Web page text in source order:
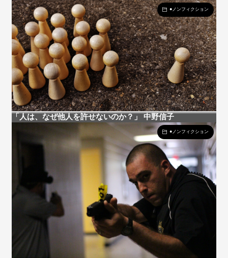
●ノンフィクション
「人は、なぜ他人を許せないのか？」 中野信子
●ノンフィクション